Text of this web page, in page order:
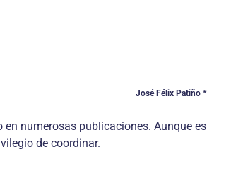
José Félix Patiño *
numerosas publicaciones. Aunque es
de coordinar.